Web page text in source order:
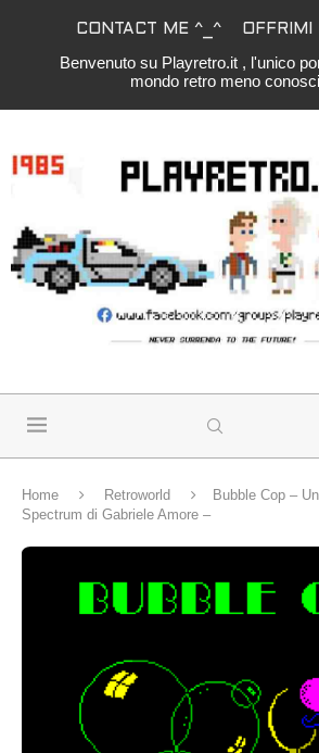
CONTACT ME ^_^ OFFRIMI
Benvenuto su Playretro.it , l'unico
mondo retro meno
Home Retroworld
Bubble Cop –
Spectrum di Gabriele Amore –